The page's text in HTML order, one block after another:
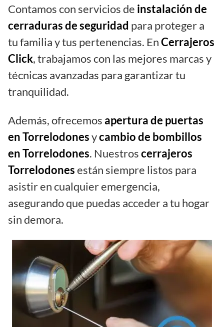
Contamos con servicios de instalación de
cerraduras de seguridad para proteger a
tu familia y tus pertenencias. EnCerrajeros
Click, trabajamos con las mejores marcas y
técnicas avanzadas para garantizar tu
tranquilidad.
Además, ofrecemos apertura de puertas
en Torrelodonesycambio de bombillos
en Torrelodones. Nuestroscerrajeros
Torrelodonesestán siempre listos para
asistir en cualquier emergencia,
asegurando que puedas acceder a tu hogar
sin demora.